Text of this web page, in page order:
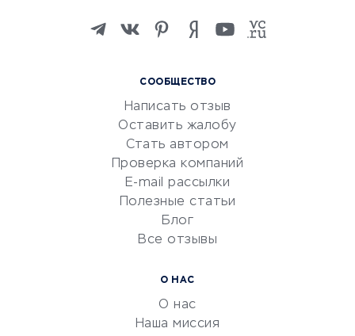
Изучение иностранных
Маркетинг и продажи
Репетиторство
Красота и здоровье
Сервисы по поиску работы
Сетевой маркетинг
УСЛУГИ ДЛЯ БИЗНЕСА
СООБЩЕСТВО
Написать отзыв
Оставить жалобу
Стать автором
Проверка компаний
E-mail рассылки
Полезные статьи
Блог
Все отзывы
О НАС
О нас
Наша миссия